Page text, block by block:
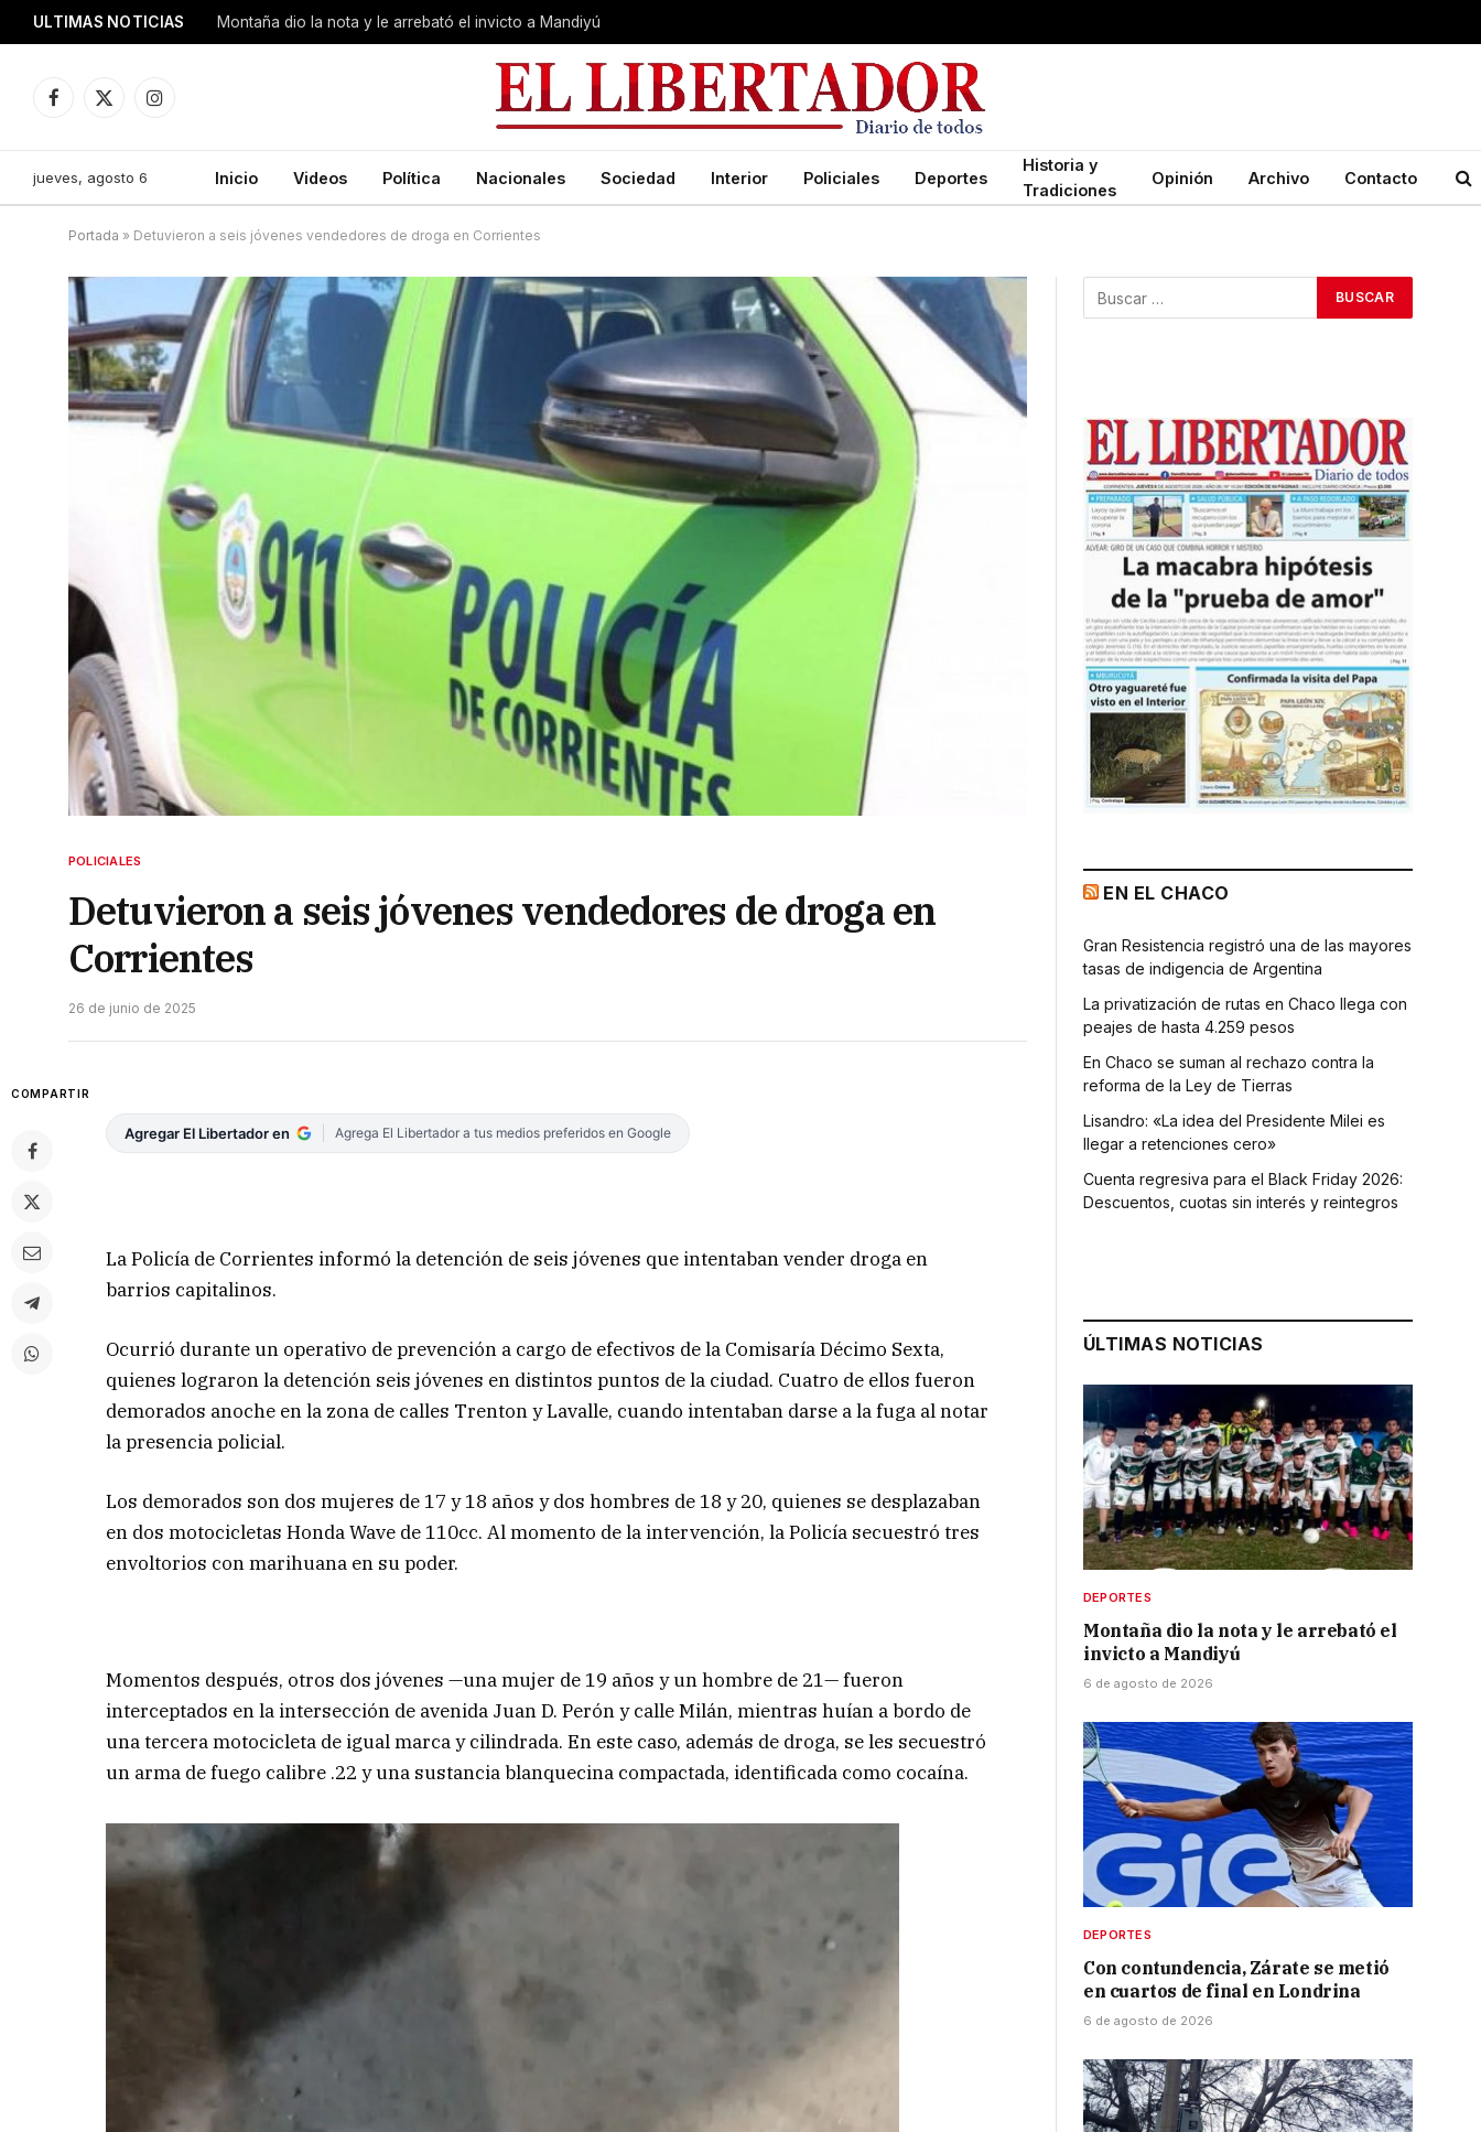
ULTIMAS NOTICIAS Montaña dio la nota y le arrebató el invicto a Mandiyú
Facebook
X
Instagram
jueves, agosto 6 Inicio Videos Política Nacionales Sociedad Interior Policiales Deportes
Historia y
Tradiciones
Opinión Archivo Contacto
Portada » Detuvieron a seis jóvenes vendedores de droga en Corrientes
POLICIALES
Detuvieron a seis jóvenes vendedores de droga en
Corrientes
26 de junio de 2025
COMPARTIR
Agregar El Libertador en Agrega El Libertador a tus medios preferidos en Google
La Policía de Corrientes informó la detención de seis jóvenes que intentaban vender droga en
barrios capitalinos.
Ocurrió durante un operativo de prevención a cargo de efectivos de la Comisaría Décimo Sexta,
quienes lograron la detención seis jóvenes en distintos puntos de la ciudad. Cuatro de ellos fueron
demorados anoche en la zona de calles Trenton y Lavalle, cuando intentaban darse a la fuga al notar
la presencia policial.
Los demorados son dos mujeres de 17 y 18 años y dos hombres de 18 y 20, quienes se desplazaban
en dos motocicletas Honda Wave de 110cc. Al momento de la intervención, la Policía secuestró tres
envoltorios con marihuana en su poder.
Momentos después, otros dos jóvenes —una mujer de 19 años y un hombre de 21— fueron
interceptados en la intersección de avenida Juan D. Perón y calle Milán, mientras huían a bordo de
una tercera motocicleta de igual marca y cilindrada. En este caso, además de droga, se les secuestró
un arma de fuego calibre .22 y una sustancia blanquecina compactada, identificada como cocaína.
EN EL CHACO
Gran Resistencia registró una de las mayores
tasas de indigencia de Argentina
La privatización de rutas en Chaco llega con
peajes de hasta 4.259 pesos
En Chaco se suman al rechazo contra la
reforma de la Ley de Tierras
Lisandro: «La idea del Presidente Milei es
llegar a retenciones cero»
Cuenta regresiva para el Black Friday 2026:
Descuentos, cuotas sin interés y reintegros
ÚLTIMAS NOTICIAS
DEPORTES
Montaña dio la nota y le arrebató el
invicto a Mandiyú
6 de agosto de 2026
DEPORTES
Con contundencia, Zárate se metió
en cuartos de final en Londrina
6 de agosto de 2026